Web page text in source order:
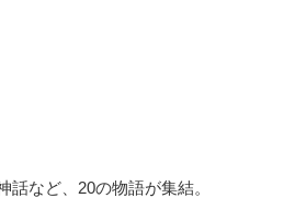
など、20の物語が集結。